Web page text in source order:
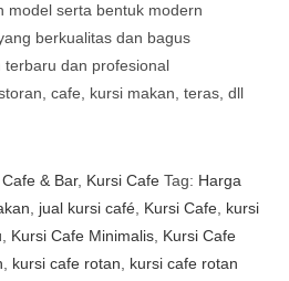
model serta bentuk modern
berkualitas dan bagus
terbaru dan profesional
cafe, kursi makan, teras, dll
Cafe & Bar, Kursi Cafe Tag: Harga
jual kursi café Kursi Cafe kursi
Kursi Cafe Minimalis Kursi Cafe
kursi cafe rotan
kursi cafe rotan